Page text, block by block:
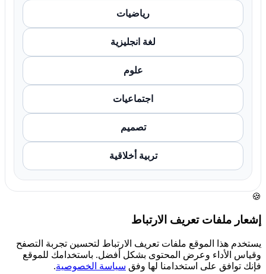
رياضيات
لغة انجليزية
علوم
اجتماعيات
تصميم
تربية أخلاقية
🍪
إشعار ملفات تعريف الارتباط
يستخدم هذا الموقع ملفات تعريف الارتباط لتحسين تجربة التصفح
وقياس الأداء وعرض المحتوى بشكل أفضل. باستخدامك للموقع
فإنك توافق على استخدامنا لها وفق سياسة الخصوصية.